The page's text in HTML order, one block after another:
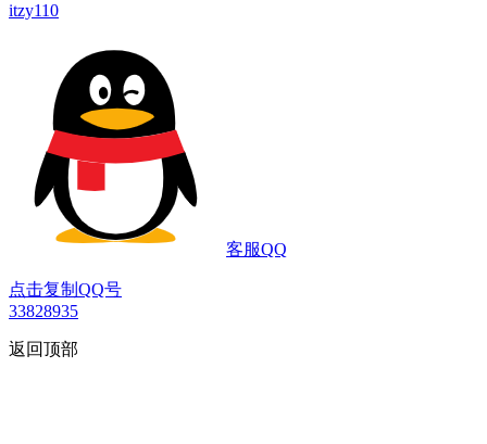
itzy110
客服QQ
点击复制QQ号
33828935
返回顶部